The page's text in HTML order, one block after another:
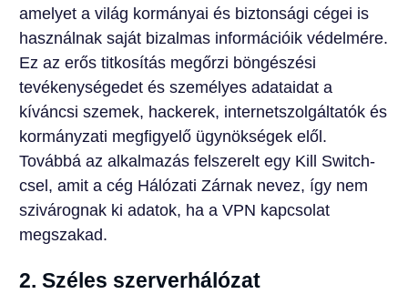
amelyet a világ kormányai és biztonsági cégei is
használnak saját bizalmas információik védelmére.
Ez az erős titkosítás megőrzi böngészési
tevékenységedet és személyes adataidat a
kíváncsi szemek, hackerek, internetszolgáltatók és
kormányzati megfigyelő ügynökségek elől.
Továbbá az alkalmazás felszerelt egy Kill Switch-
csel, amit a cég Hálózati Zárnak nevez, így nem
szivárognak ki adatok, ha a VPN kapcsolat
megszakad.
2. Széles szerverhálózat